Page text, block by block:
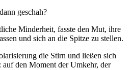
geschah?
Minderheit, fasste den Mut, ihre
und sich an die Spitze zu stellen.
die Stirn und ließen sich
auf den Moment der Umkehr, der